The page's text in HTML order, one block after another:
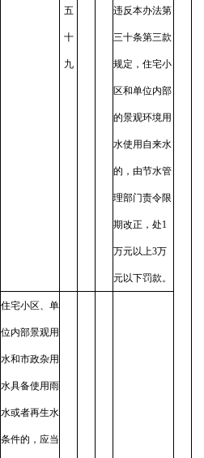
五
十
九
违反本办法第
三十条第三款
规定，住宅小
区和单位内部
的景观环境用
水使用自来水
的，由节水管
理部门责令限
期改正，处1
万元以上3万
元以下罚款。
住宅小区、单
位内部景观用
水和市政杂用
水具备使用雨
水或者再生水
条件的，应当